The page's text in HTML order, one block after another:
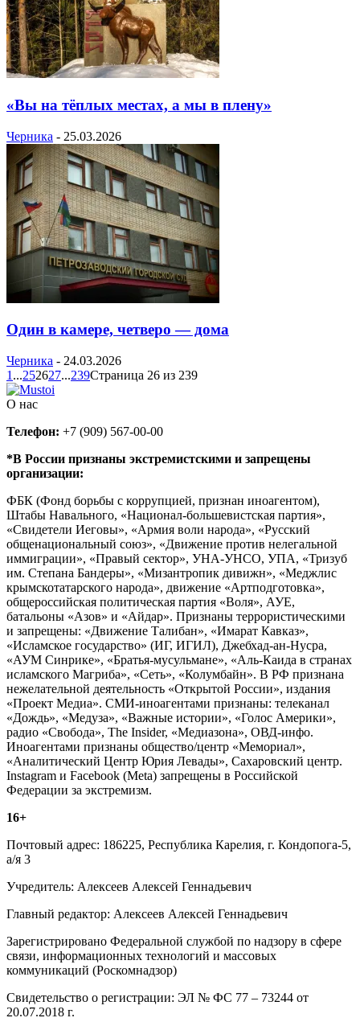
«Вы на тёплых местах, а мы в плену»
Черника - 25.03.2026
Один в камере, четверо — дома
Черника - 24.03.2026
1 ...252627...239Страница 26 из 239
О нас
Телефон: +7 (909) 567-00-00
*В России признаны экстремистскими и запрещены
организации:
ФБК (Фонд борьбы с коррупцией, признан иноагентом),
Штабы Навального, «Национал-большевистская партия»,
«Свидетели Иеговы», «Армия воли народа», «Русский
общенациональный союз», «Движение против нелегальной
иммиграции», «Правый сектор», УНА-УНСО, УПА, «Тризуб
им. Степана Бандеры», «Мизантропик дивижн», «Меджлис
крымскотатарского народа», движение «Артподготовка»,
общероссийская политическая партия «Воля», АУЕ,
батальоны «Азов» и «Айдар». Признаны террористическими
и запрещены: «Движение Талибан», «Имарат Кавказ»,
«Исламское государство» (ИГ, ИГИЛ), Джебхад-ан-Нусра,
«АУМ Синрике», «Братья-мусульмане», «Аль-Каида в странах
исламского Магриба», «Сеть», «Колумбайн». В РФ признана
нежелательной деятельность «Открытой России», издания
«Проект Медиа». СМИ-иноагентами признаны: телеканал
«Дождь», «Медуза», «Важные истории», «Голос Америки»,
радио «Свобода», The Insider, «Медиазона», ОВД-инфо.
Иноагентами признаны общество/центр «Мемориал»,
«Аналитический Центр Юрия Левады», Сахаровский центр.
Instagram и Facebook (Metа) запрещены в Российской
Федерации за экстремизм.
16+
Почтовый адрес: 186225, Республика Карелия, г. Кондопога-5,
а/я 3
Учредитель: Алексеев Алексей Геннадьевич
Главный редактор: Алексеев Алексей Геннадьевич
Зарегистрировано Федеральной службой по надзору в сфере
связи, информационных технологий и массовых
коммуникаций (Роскомнадзор)
Свидетельство о регистрации: ЭЛ № ФС 77 – 73244 от
20.07.2018 г.